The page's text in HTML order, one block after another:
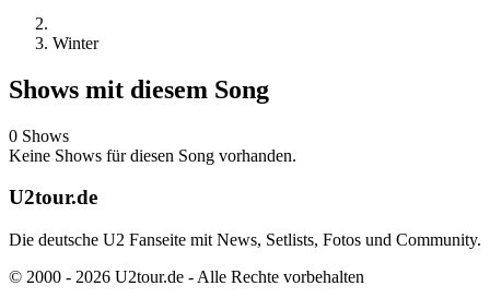
Winter
Shows mit diesem Song
0 Shows
Keine Shows für diesen Song vorhanden.
U2tour.de
Die deutsche U2 Fanseite mit News, Setlists, Fotos und Community.
© 2000 - 2026 U2tour.de - Alle Rechte vorbehalten